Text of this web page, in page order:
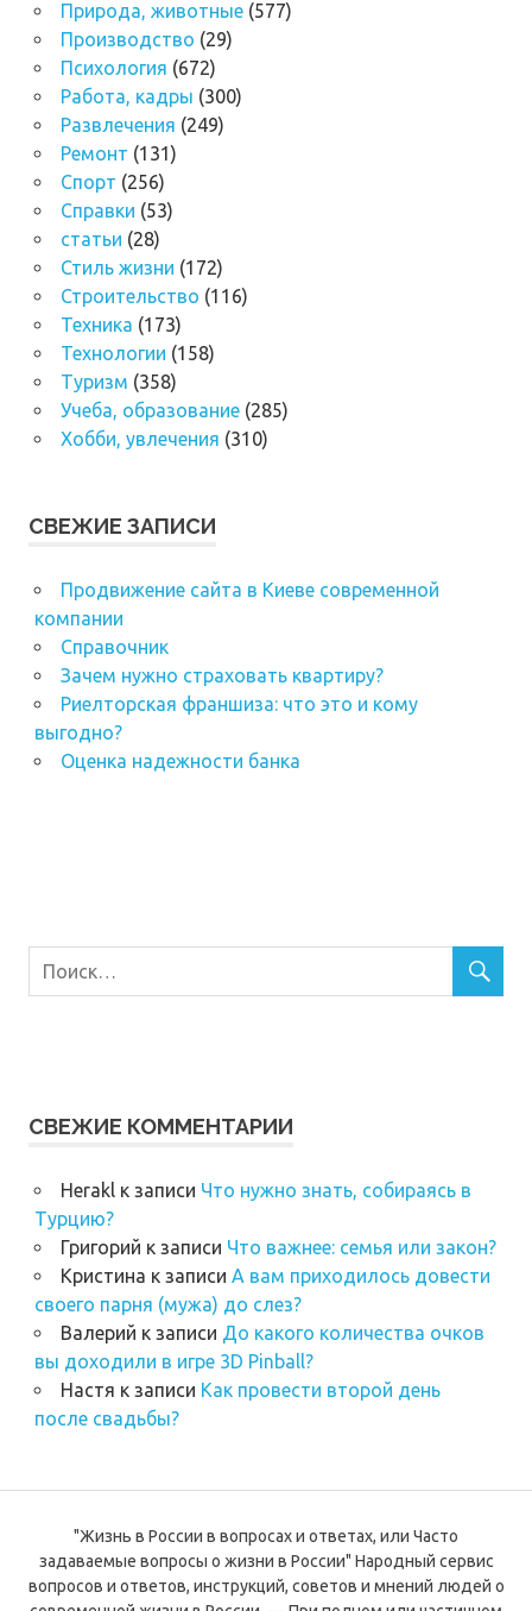
Природа, животные(577)
Производство (29)
Психология (672)
Работа, кадры (300)
Развлечения (249)
Ремонт (131)
Спорт (256)
Справки (53)
статьи (28)
Стиль жизни (172)
Строительство (116)
Техника (173)
Технологии (158)
Туризм (358)
Учеба, образование(285)
Хобби, увлечения (310)
СВЕЖИЕ ЗАПИСИ
Продвижение сайта в Киеве современной
компании
Справочник
Зачем нужно страховать квартиру?
Риелторская франшиза: что это и кому
выгодно?
Оценка надежности банка
СВЕЖИЕ КОММЕНТАРИИ
Heraklк записи Что нужно знать, собираясь в
Турцию?
Григорий к записи Что важнее: семья или закон?
Кристина к записи А вам приходилось довести
своего парня (мужа) до слез?
Валерий к записи До какого количества очков
вы доходили в игре 3D Pinball?
Настя к записи Как провести второй день
после свадьбы?
"Жизнь в России в вопросах и ответах, или Часто
задаваемые вопросы о жизни в России" Народный сервис
вопросов и ответов, инструкций, советов и мнений людей о